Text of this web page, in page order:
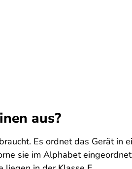
aus?
Es ordnet das Gerät in
sie im Alphabet